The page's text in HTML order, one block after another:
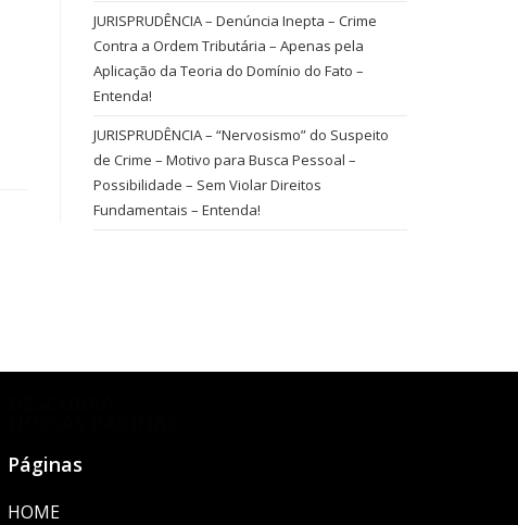
JURISPRUDÊNCIA – Denúncia Inepta – Crime
Contra a Ordem Tributária – Apenas pela
Aplicação da Teoria do Domínio do Fato –
Entenda!
JURISPRUDÊNCIA – “Nervosismo” do Suspeito
de Crime – Motivo para Busca Pessoal –
Possibilidade – Sem Violar Direitos
Fundamentais – Entenda!
Páginas
HOME